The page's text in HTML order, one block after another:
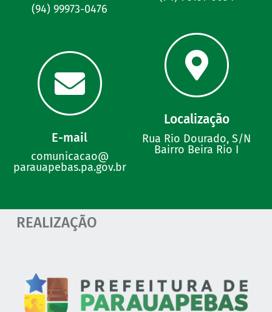
(94) 99973-0476
E-mail
comunicacao@
parauapebas.pa.gov.br
Localização
Rua Rio Dourado, S/N
Bairro Beira Rio I
REALIZAÇÃO